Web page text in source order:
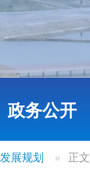
政务公开
发展规划 » 正文